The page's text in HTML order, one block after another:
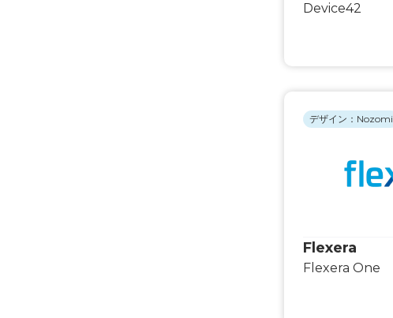
Device42
Flexera
Flexera One
デザイン：Nozomi